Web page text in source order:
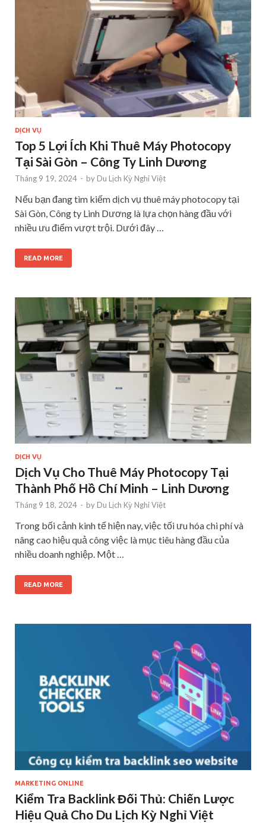
DỊCH VỤ
Top 5 Lợi Ích Khi Thuê Máy Photocopy
Tại Sài Gòn – Công Ty Linh Dương
Tháng 9 19, 2024 - by Du Lịch Kỳ Nghỉ Việt
Nếu bạn đang tìm kiếm dịch vụ thuê máy photocopy tại
Sài Gòn, Công ty Linh Dương là lựa chọn hàng đầu với
nhiều ưu điểm vượt trội. Dưới đây …
READ MORE
DỊCH VỤ
Dịch Vụ Cho Thuê Máy Photocopy Tại
Thành Phố Hồ Chí Minh – Linh Dương
Tháng 9 18, 2024 - by Du Lịch Kỳ Nghỉ Việt
Trong bối cảnh kinh tế hiện nay, việc tối ưu hóa chi phí và
nâng cao hiệu quả công việc là mục tiêu hàng đầu của
nhiều doanh nghiệp. Một …
READ MORE
MARKETING ONLINE
Kiểm Tra Backlink Đối Thủ: Chiến Lược
Hiệu Quả Cho Du Lịch Kỳ Nghỉ Việt